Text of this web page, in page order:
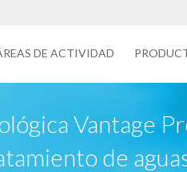
DE ACTIVIDAD
Vantage
de